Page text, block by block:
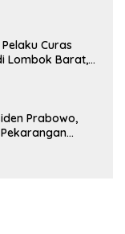
Curas
Lombok Barat,
Prabowo,